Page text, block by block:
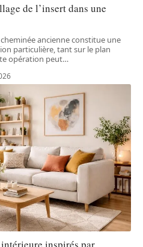
de l’insert dans une
ancienne constitue une
particulière, tant sur le plan
opération peut…
inspirés par